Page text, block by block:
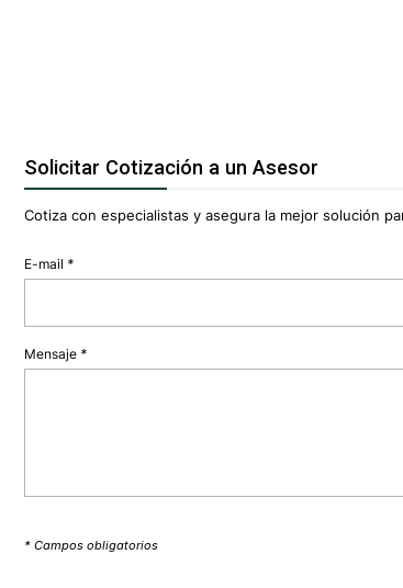
Solicitar Cotización a un Asesor
Cotiza con especialistas y asegura la mejor solución
E-mail *
Mensaje *
* Campos obligatorios